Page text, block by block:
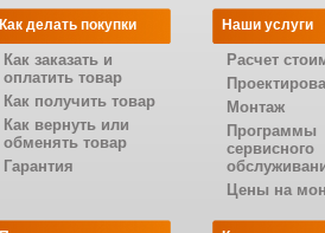
Как делать покупки
Как заказать и
оплатить товар
Как получить товар
Как вернуть или
обменять товар
Гарантия
Наши услуги
Расчет
Монтаж
Программы
сервисного
Цены на